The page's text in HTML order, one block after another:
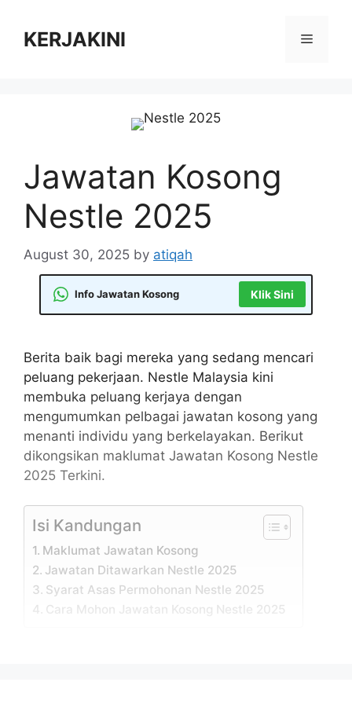
contentKERJAKINI Menu
Jawatan Kosong
Nestle 2025
August 30, 2025 by atiqah
Info Jawatan Kosong Klik Sini
Berita baik bagi mereka yang sedang mencari
peluang pekerjaan. Nestle Malaysia kini
membuka peluang kerjaya dengan
mengumumkan pelbagai jawatan kosong yang
menanti individu yang berkelayakan. Berikut
dikongsikan maklumat Jawatan Kosong Nestle
2025 Terkini.
Isi Kandungan
Maklumat Jawatan Kosong
Jawatan Ditawarkan Nestle 2025
Syarat Asas Permohonan Nestle 2025
Cara Mohon Jawatan Kosong Nestle 2025